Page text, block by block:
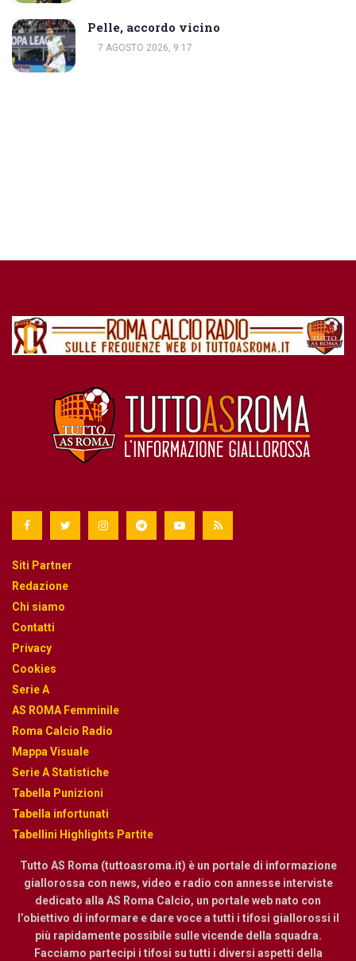
Pelle, accordo vicino
7 AGOSTO 2026, 9:17
Siti Partner
Redazione
Chi siamo
Contatti
Privacy
Cookies
Serie A
AS ROMA Femminile
Roma Calcio Radio
Mappa Visuale
Serie A Statistiche
Tabella Punizioni
Tabella infortunati
Tabellini Highlights Partite
Tutto AS Roma (tuttoasroma.it) è un portale di informazione
giallorossa con news, video e radio con annesse interviste
dedicato alla AS Roma Calcio, un portale web nato con
l’obiettivo di informare e dare voce a tutti i tifosi giallorossi il
più rapidamente possibile sulle vicende della squadra.
Facciamo partecipi i tifosi su tutti i diversi aspetti della